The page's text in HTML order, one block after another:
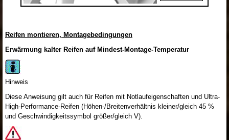
Reifen montieren, Montagebedingungen
Erwärmung kalter Reifen auf Mindest-Montage-Temperatur
Hinweis
Diese Anweisung gilt auch für Reifen mit Notlaufeigenschaften und Ultra-
High-Performance-Reifen (Höhen-/Breitenverhältnis kleiner/gleich 45 %
und Geschwindigkeitssymbol größer/gleich V).